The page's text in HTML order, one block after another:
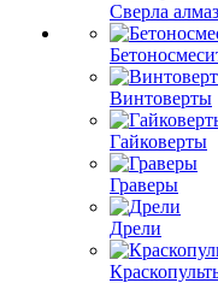
Сверла
Винтоверты
Гайковерты
Граверы
Дрели